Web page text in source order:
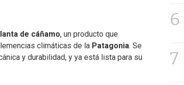
de cáñamo, un producto que
climáticas de la Patagonia. Se
y durabilidad, y ya está lista para su
6
7